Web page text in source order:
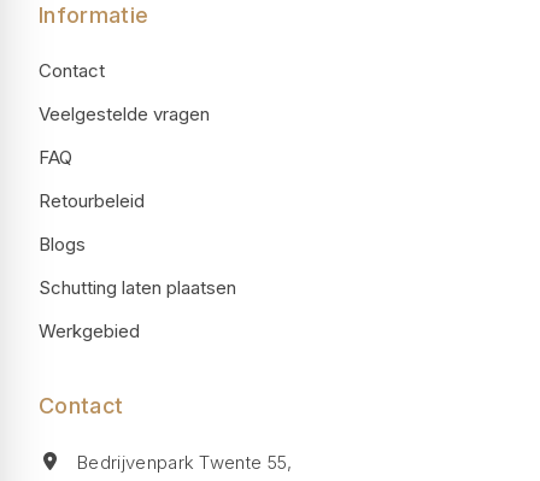
Informatie
Contact
Veelgestelde vragen
FAQ
Retourbeleid
Blogs
Schutting laten plaatsen
Werkgebied
Contact
Bedrijvenpark Twente 55,